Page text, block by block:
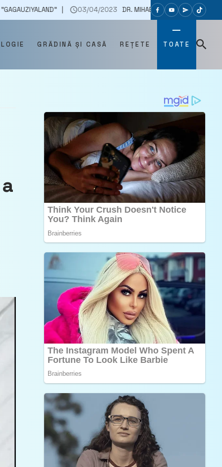
03/04/2023 DR. MIHAELA BILIC, DESPRE CANTITATEA DE
GRĂDINĂ ȘI CASĂ REȚETE TOATE